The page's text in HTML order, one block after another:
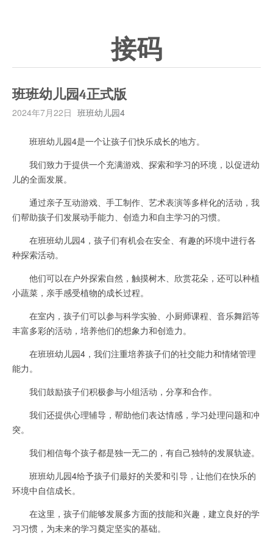
接码
班班幼儿园4正式版
2024年7月22日 班班幼儿园4
班班幼儿园4是一个让孩子们快乐成长的地方。
我们致力于提供一个充满游戏、探索和学习的环境，以促进幼
儿的全面发展。
通过亲子互动游戏、手工制作、艺术表演等多样化的活动，我
们帮助孩子们发展动手能力、创造力和自主学习的习惯。
在班班幼儿园4，孩子们有机会在安全、有趣的环境中进行各
种探索活动。
他们可以在户外探索自然，触摸树木、欣赏花朵，还可以种植
小蔬菜，亲手感受植物的成长过程。
在室内，孩子们可以参与科学实验、小厨师课程、音乐舞蹈等
丰富多彩的活动，培养他们的想象力和创造力。
在班班幼儿园4，我们注重培养孩子们的社交能力和情绪管理
能力。
我们鼓励孩子们积极参与小组活动，分享和合作。
我们还提供心理辅导，帮助他们表达情感，学习处理问题和冲
突。
我们相信每个孩子都是独一无二的，有自己独特的发展轨迹。
班班幼儿园4给予孩子们最好的关爱和引导，让他们在快乐的
环境中自信成长。
在这里，孩子们能够发展多方面的技能和兴趣，建立良好的学
习习惯，为未来的学习奠定坚实的基础。